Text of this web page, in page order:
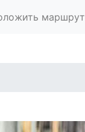
маршрут